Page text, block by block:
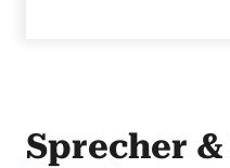
Sprecher